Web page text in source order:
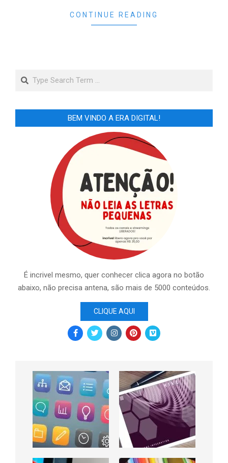
CONTINUE READING
BEM VINDO A ERA DIGITAL!
É incrivel mesmo, quer conhecer clica agora no botão
abaixo, não precisa antena, são mais de 5000 conteúdos.
CLIQUE AQUI